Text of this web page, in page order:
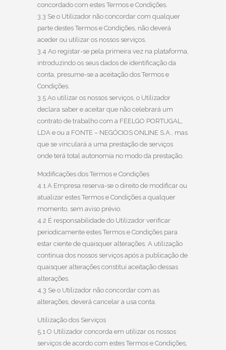
concordado com estes Termos e Condições.
3.3 Se o Utilizador não concordar com qualquer
parte destes Termos e Condições, não deverá
aceder ou utilizar os nossos serviços.
3.4 Ao registar-se pela primeira vez na plataforma,
introduzindo os seus dados de identificação da
conta, presume-se a aceitação dos Termos e
Condições.
3.5 Ao utilizar os nossos serviços, o Utilizador
declara saber e aceitar que não celebrará um
contrato de trabalho com a FEELGO PORTUGAL,
LDA e ou a FONTE – NEGÓCIOS ONLINE S.A., mas
que se vinculará a uma prestação de serviços
onde terá total autonomia no modo da prestação.
Modificações dos Termos e Condições
4.1 A Empresa reserva-se o direito de modificar ou
atualizar estes Termos e Condições a qualquer
momento, sem aviso prévio.
4.2 É responsabilidade do Utilizador verificar
periodicamente estes Termos e Condições para
estar ciente de quaisquer alterações. A utilização
contínua dos nossos serviços após a publicação de
quaisquer alterações constitui aceitação dessas
alterações.
4.3 Se o Utilizador não concordar com as
alterações, deverá cancelar a usa conta.
Utilização dos Serviços
5.1 O Utilizador concorda em utilizar os nossos
serviços de acordo com estes Termos e Condições,